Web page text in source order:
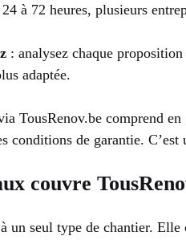
à 72 heures, plusieurs
: analysez chaque
adaptée.
TousRenov.be comprend en
conditions de garantie.
couvre
un seul type de chantier. Elle